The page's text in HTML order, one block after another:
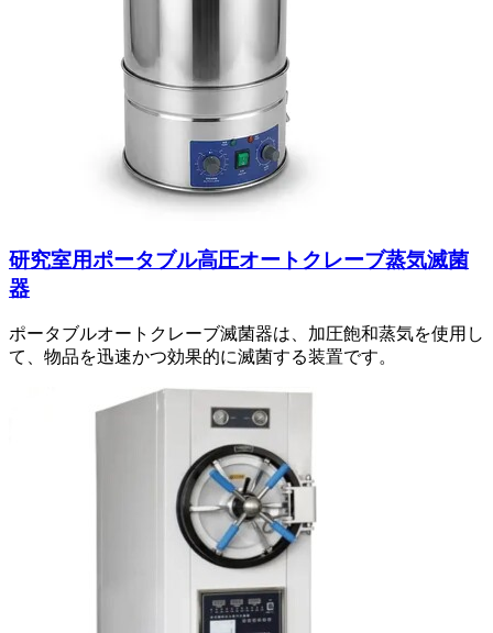
研究室用ポータブル高圧オートクレーブ蒸気滅菌
器
ポータブルオートクレーブ滅菌器は、加圧飽和蒸気を使用し
て、物品を迅速かつ効果的に滅菌する装置です。